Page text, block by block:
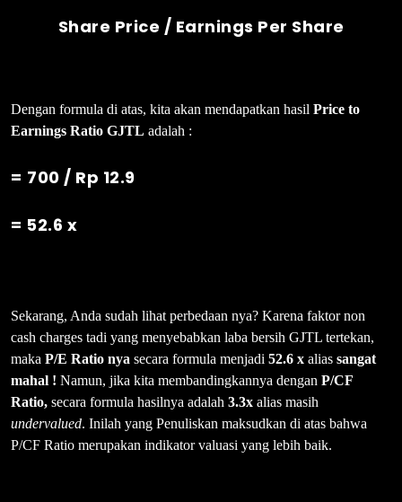
Share Price / Earnings Per Share
Dengan formula di atas, kita akan mendapatkan hasil Price to
Earnings Ratio GJTL adalah :
= 700 / Rp 12.9
= 52.6 x
Sekarang, Anda sudah lihat perbedaan nya? Karena faktor non
cash charges tadi yang menyebabkan laba bersih GJTL tertekan,
maka P/E Ratio nya secara formula menjadi 52.6 x alias sangat
mahal ! Namun, jika kita membandingkannya dengan P/CF
Ratio, secara formula hasilnya adalah 3.3x alias masih
undervalued. Inilah yang Penuliskan maksudkan di atas bahwa
P/CF Ratio merupakan indikator valuasi yang lebih baik.